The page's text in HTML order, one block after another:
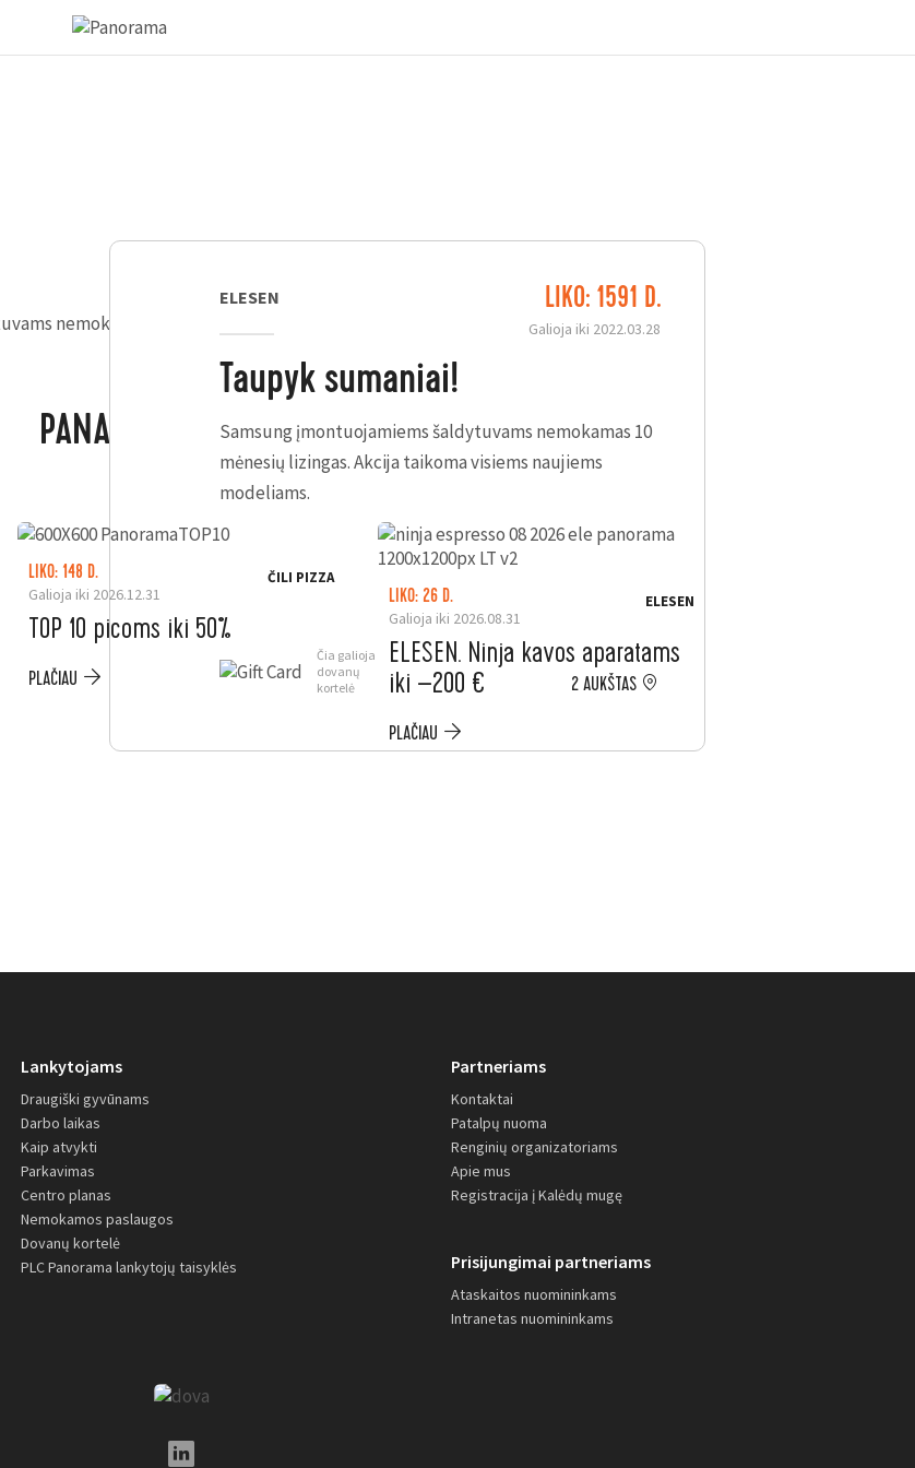
ELESEN LIKO: 1591 D.
Galioja iki 2022.03.28
Taupyk sumaniai!
Samsung įmontuojamiems šaldytuvams nemokamas 10
mėnesių lizingas. Akcija taikoma visiems naujiems
modeliams.
Čia galioja
dovanų
kortelė
2 AUKŠTAS
nemokamas 10 mėnesių lizingas. Akcija taikoma visiems naujiems
PANAŠŪS PASIŪLYMAI
LIKO: 148 D.
Galioja iki 2026.12.31
ČILI PIZZA
TOP 10 picoms iki 50%
PLAČIAU
LIKO: 26 D.
Galioja iki 2026.08.31
ELESEN
ELESEN. Ninja kavos aparatams
iki –200 €
PLAČIAU
Lankytojams
Draugiški gyvūnams
Darbo laikas
Kaip atvykti
Parkavimas
Centro planas
Nemokamos paslaugos
Dovanų kortelė
PLC Panorama lankytojų taisyklės
Partneriams
Kontaktai
Patalpų nuoma
Renginių organizatoriams
Apie mus
Registracija į Kalėdų mugę
Prisijungimai partneriams
Ataskaitos nuomininkams
Intranetas nuomininkams